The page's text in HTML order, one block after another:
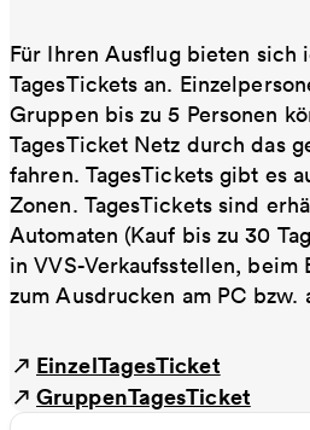
Für Ihren Ausflug bieten sich
TagesTickets an.
Gruppen bis zu 5 Personen
TagesTicket Netz durch das
fahren. TagesTickets gibt es
Zonen. TagesTickets sind
Automaten (Kauf bis zu 30
in VVS-Verkaufsstellen, beim
zum Ausdrucken am PC bzw.
EinzelTagesTicket
GruppenTagesTicket